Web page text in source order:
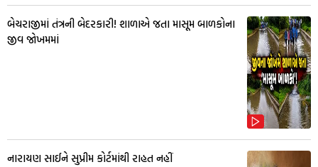
બેચરાજીમાં તંત્રની બેદરકારી! શાળાએ જતા માસૂમ બાળકોના
જીવ જોખમમાં
નારાયણ સાઈને સુપ્રીમ કોર્ટમાંથી રાહત નહીં